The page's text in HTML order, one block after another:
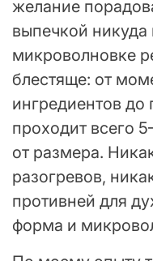
желание
выпечкой никуда
микроволновке
блестяще: от
ингредиентов до
проходит всего
от размера.
разогревов,
противней для
форма и